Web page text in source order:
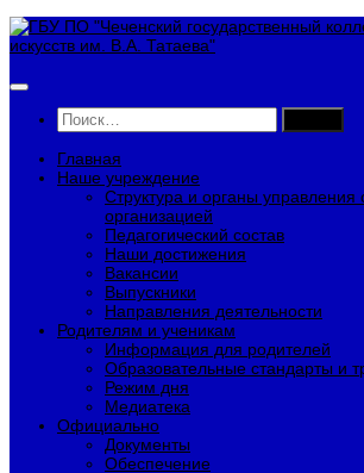
Перейти
к
Найти:
Главная
Наше учреждение
Структура и органы управления
организацией
Педагогический состав
Наши достижения
Вакансии
Выпускники
Направления деятельности
Родителям и ученикам
Информация для родителей
Образовательные стандарты и
Режим дня
Медиатека
Официально
Документы
Обеспечение